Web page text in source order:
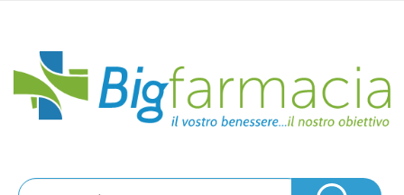
principaleBigfarmacia
Cerca